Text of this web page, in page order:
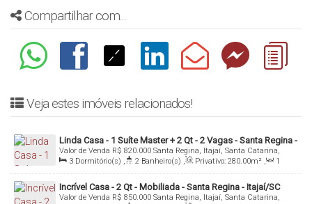
Compartilhar com...
Veja estes imóveis relacionados!
Linda Casa - 1 Suíte Master + 2 Qt - 2 Vagas - Santa Regina -
Itajaí/SC
R$ 820.000
Valor de Venda
Santa Regina, Itajaí, Santa Catarina,
Brasil
3 Dormitório(s) , 2 Banheiro(s) , Privativo: 280.00m² ,
1
Sala(s) , 1 Suíte(s) , Total: 300.00m² , 2 Vaga(s) ,
Útil:
280
.00 m²
Incrível Casa - 2 Qt - Mobiliada - Santa Regina - Itajaí/SC
R$ 850.000
Valor de Venda
Santa Regina, Itajaí, Santa Catarina,